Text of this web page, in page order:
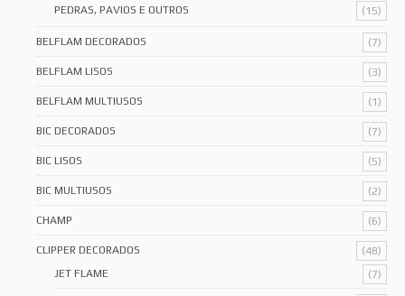
PEDRAS, PAVIOS E OUTROS (15)
BELFLAM DECORADOS (7)
BELFLAM LISOS (3)
BELFLAM MULTIUSOS (1)
BIC DECORADOS (7)
BIC LISOS (5)
BIC MULTIUSOS (2)
CHAMP (6)
CLIPPER DECORADOS
(48)
JET FLAME
(7)